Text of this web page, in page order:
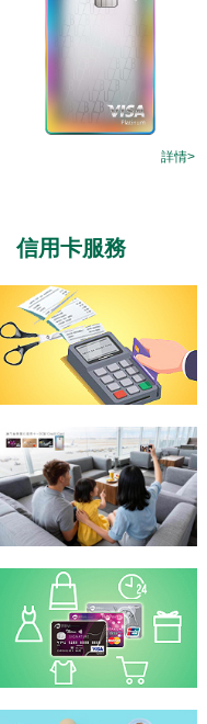
詳情>
信用卡服務